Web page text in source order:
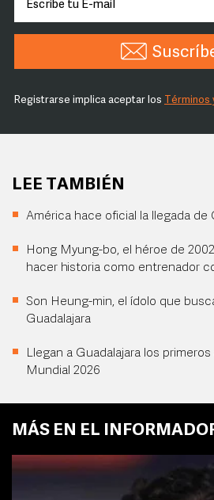
Registrarse implica aceptar los Términos
LEE TAMBIÉN
América hace oficial la llegada de
Hong Myung-bo, el héroe de
hacer historia como entrenador
Son Heung-min, el ídolo que
Guadalajara
Llegan a Guadalajara los
Mundial 2026
MÁS EN EL